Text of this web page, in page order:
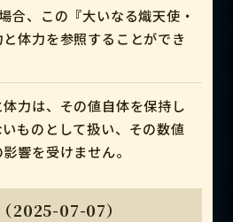
合、この『大いなる熾天使・
体力を参照することができ
力は、その値自体を保持し
ものとして扱い、その数値
響を受けません。
2025-07-07）